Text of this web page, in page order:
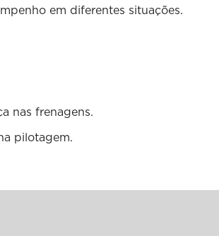
em diferentes situações.
nas frenagens.
pilotagem.